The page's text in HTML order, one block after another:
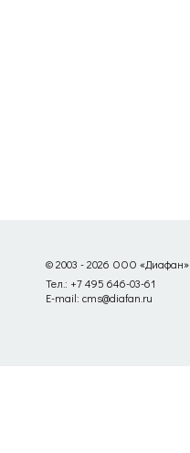
© 2003 - 2026 ООО «Диафан»
Тел.: +7 495 646-03-61
E-mail: cms@diafan.ru